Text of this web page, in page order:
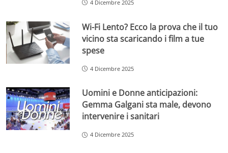
4 Dicembre 2025
Wi-Fi Lento? Ecco la prova che il tuo
vicino sta scaricando i film a tue
spese
4 Dicembre 2025
Uomini e Donne anticipazioni:
Gemma Galgani sta male, devono
intervenire i sanitari
4 Dicembre 2025